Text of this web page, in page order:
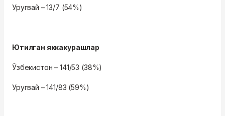
Уругвай – 13/7 (54%)
Ютилган яккакурашлар
Ўзбекистон – 141/53 (38%)
Уругвай – 141/83 (59%)